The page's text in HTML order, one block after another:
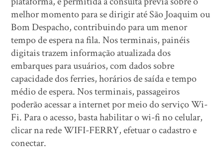
melhor momento para se dirigir até São Joaquim ou
Bom Despacho, contribuindo para um menor
tempo de espera na fila. Nos terminais, painéis
digitais trazem informação atualizada dos
embarques para usuários, com dados sobre
capacidade dos ferries, horários de saída e tempo
médio de espera. Nos terminais, passageiros
poderão acessar a internet por meio do serviço Wi-
Fi. Para o acesso, basta habilitar o wi-fi no celular,
clicar na rede WIFI-FERRY, efetuar o cadastro e
conectar.